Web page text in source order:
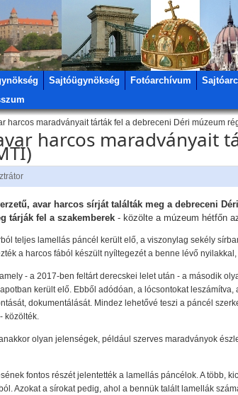
Sajtóügynökség Fotóarchívum
harcos maradványait tárták fel a debreceni Déri múzeum
harcos maradványait
avar harcos sírját találták meg a debreceni
tárják fel a szakemberek - közölte a múzeum hétfőn
teljes lamellás páncél került elő, a viszonylag sekély
a harcos fából készült nyíltegezét a benne lévő
- a 2017-ben feltárt derecskei lelet után - a második
került elő. Ebből adódóan, a lócsontokat
dokumentálását. Mindez lehetővé teszi a páncél
közölték.
olyan jelenségek, például szerves maradványok
fontos részét jelentették a lamellás páncélok. A több,
Azokat a sírokat pedig, ahol a bennük talált lamellák